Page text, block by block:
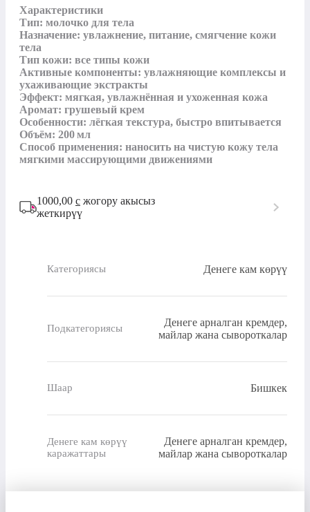
Характеристики
Тип: молочко для тела
Назначение: увлажнение, питание, смягчение кожи
тела
Тип кожи: все типы кожи
Активные компоненты: увлажняющие комплексы и
ухаживающие экстракты
Эффект: мягкая, увлажнённая и ухоженная кожа
Аромат: грушевый крем
Особенности: лёгкая текстура, быстро впитывается
Объём: 200 мл
Способ применения: наносить на чистую кожу тела
мягкими массирующими движениями
1000,00 с жогору акысыз
жеткирүү
Категориясы Денеге кам көрүү
Подкатегориясы
Денеге арналган кремдер,
майлар жана сывороткалар
Шаар Бишкек
Денеге кам көрүү
каражаттары
Денеге арналган кремдер,
майлар жана сывороткалар